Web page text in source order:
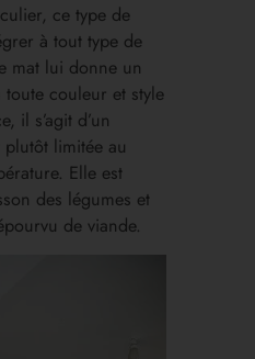
ce type de
à tout type de
mat lui donne un
couleur et style
il s’agit d’un
plutôt limitée au
Elle est
des légumes et
de viande.